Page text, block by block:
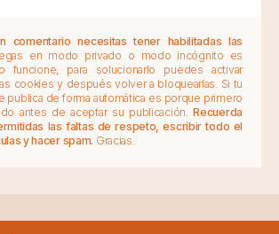
comentario necesitas tener habilitadas las
en modo privado o modo incógnito es
funcione, para solucionarlo puedes activar
cookies y después volver a bloquearlas. Si tu
publica de forma automática es porque primero
antes de aceptar su publicación.Recuerda
las faltas de respeto, escribir todo el
y hacer spam. Gracias.